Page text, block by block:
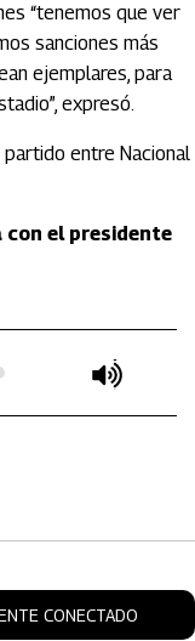
“tenemos que ver
sanciones más
ejemplares, para
expresó.
entre Nacional
el presidente
mute
CONECTADO